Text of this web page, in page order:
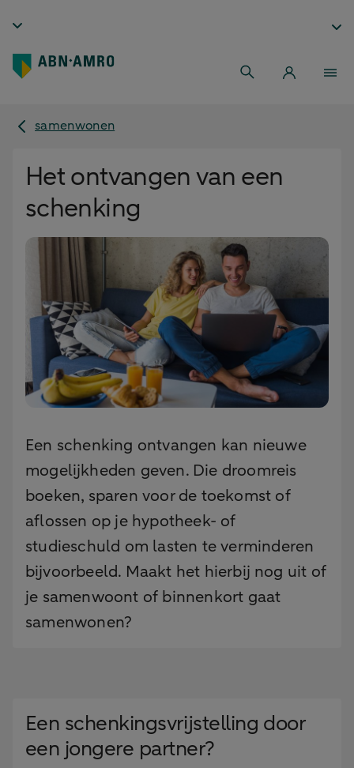
samenwonen
Het ontvangen van een
schenking
Een schenking ontvangen kan nieuwe
mogelijkheden geven. Die droomreis
boeken, sparen voor de toekomst of
aflossen op je hypotheek- of
studieschuld om lasten te verminderen
bijvoorbeeld. Maakt het hierbij nog uit of
je samenwoont of binnenkort gaat
samenwonen?
Een schenkingsvrijstelling door
een jongere partner?